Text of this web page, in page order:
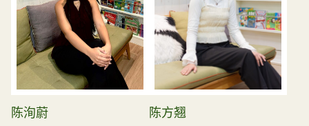
陈洵蔚 陈方翘